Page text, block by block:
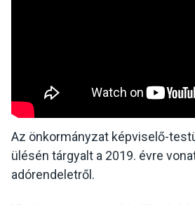
Az önkormányzat képviselő-
ülésén tárgyalt a 2019. évre
adórendeletről.